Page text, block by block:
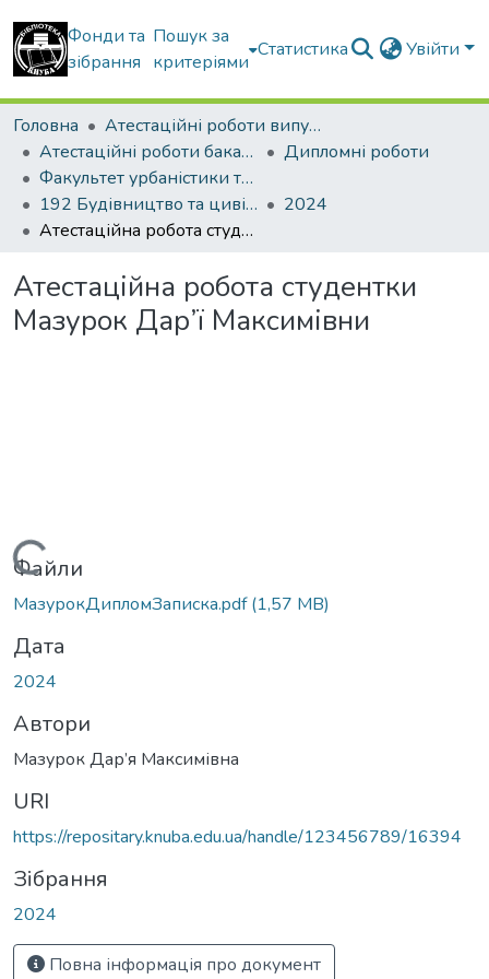
Фонди та
зібрання
Пошук за
критеріями
Статистика Увійти
Головна
Атестаційні роботи випускників
Атестаційні роботи бакалаврів
Дипломні роботи
Факультет урбаністики та просторового планування
192 Будівництво та цивільна інженерія. Міське будівництво та господарство
2024
Атестаційна робота студентки Мазурок Дар’ї Максимівни
Атестаційна робота студентки
Мазурок Дар’ї Максимівни
Вантажиться...
Файли
МазурокДипломЗаписка.pdf(1,57 MB)
Дата
2024
Автори
Мазурок Дар’я Максимівна
URI
https://repositary.knuba.edu.ua/handle/123456789/16394
Зібрання
2024
Повна інформація про документ